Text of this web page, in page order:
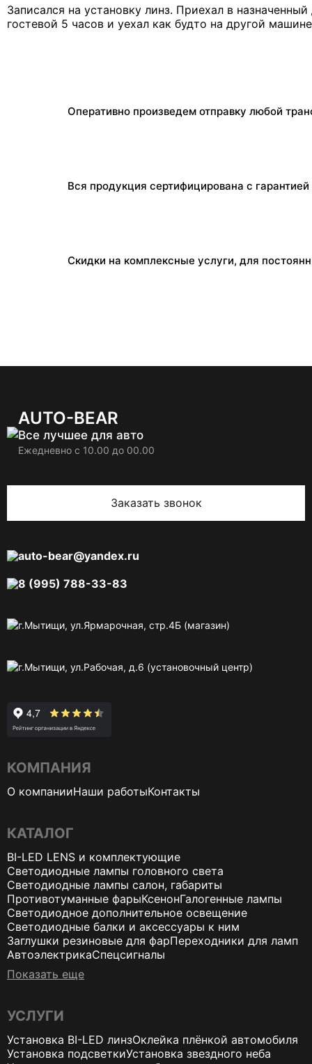
Записался на установку линз. Приехал в
гостевой 5 часов и уехал как будто на другой
Оперативно произведем отправку любой
Вся продукция сертифицирована с
Скидки на комплексные услуги, для
AUTO-BEAR
Все лучшее для авто
Ежедневно с 10.00 до 00.00
Заказать звонок
auto-bear@yandex.ru
8 (995) 788-33-83
г.Мытищи, ул.Ярмарочная, стр.4Б (магазин)
г.Мытищи, ул.Рабочая, д.6 (установочный центр)
КОМПАНИЯ
О компанииНаши работыКонтакты
КАТАЛОГ
BI-LED LENS и комплектующие
Светодиодные лампы головного света
Светодиодные лампы салон, габариты
Противотуманные фарыКсенонГалогенные лампы
Светодиодное дополнительное освещение
Светодиодные балки и аксессуары к ним
Заглушки резиновые для фарПереходники для ламп
АвтоэлектрикаСпецсигналы
Показать еще
УСЛУГИ
Установка BI-LED линзОклейка плёнкой автомобиля
Установка подсветкиУстановка звездного неба